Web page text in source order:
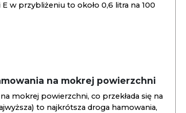
w przybliżeniu to około 0,6 litra na 100
na mokrej powierzchni
mokrej powierzchni, co przekłada się na
to najkrótsza droga hamowania,